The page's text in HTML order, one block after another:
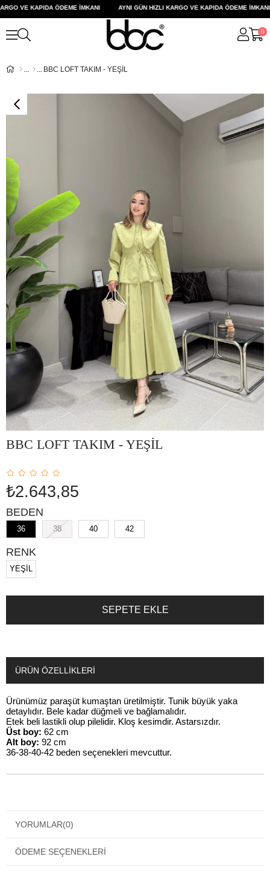
VE KAPIDA ÖDEME İMKANI AYNI GÜN HIZLI KARGO VE KAPIDA ÖDEME İMKANI
0
BBC LOFT TAKIM - YEŞİL
BBC LOFT TAKIM - YEŞİL
₺2.643,85
BEDEN
36 38 40 42
RENK
YEŞİL
ÜRÜN ÖZELLIKLERI
Ürünümüz paraşüt kumaştan üretilmiştir. Tunik büyük yaka
detaylıdır. Bele kadar düğmeli ve bağlamalıdır.
Etek beli lastikli olup pilelidir. Kloş kesimdir. Astarsızdır.
Üst boy: 62 cm
Alt boy: 92 cm
36-38-40-42 beden seçenekleri mevcuttur.
YORUMLAR(0)
ÖDEME SEÇENEKLERI